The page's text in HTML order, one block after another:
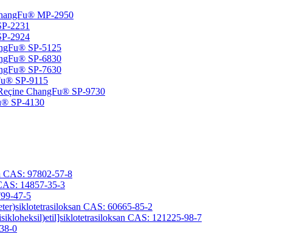
MP-2950
2231
2924
SP-5125
SP-6830
SP-7630
SP-9115
ChangFu® SP-9730
SP-4130
CAS: 97802-57-8
14857-35-3
47-5
CAS: 60665-85-2
CAS: 121225-98-7
0